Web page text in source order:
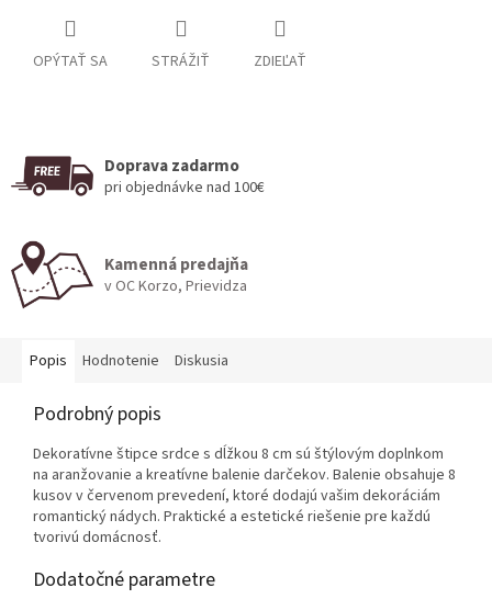
OPÝTAŤ SA STRÁŽIŤ ZDIEĽAŤ
Doprava zadarmo
pri objednávke nad 100€
Kamenná predajňa
v OC Korzo, Prievidza
Popis Hodnotenie Diskusia
Podrobný popis
Dekoratívne štipce srdce s dĺžkou 8 cm sú štýlovým doplnkom
na aranžovanie a kreatívne balenie darčekov. Balenie obsahuje 8
kusov v červenom prevedení, ktoré dodajú vašim dekoráciám
romantický nádych. Praktické a estetické riešenie pre každú
tvorivú domácnosť.
Dodatočné parametre